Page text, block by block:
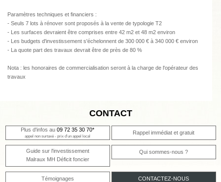
Paramètres techniques et financiers :
- Seuls 7 lots à rénover sont proposés à la vente de typologie T2
- Les surfaces devraient être comprises entre 42 m2 et 48 m2 environ
- Les budgets d'investissement s'échelonnent de 300 000 € à 340 000 € environ
- La quote part des travaux devrait être de près de 80 %
Nota : les honoraires de commercialisation seront à la charge de l'opérateur des
travaux
CONTACT
Plus d'infos au 09 72 35 30 70*
appel non surtaxé - prix d'un appel local
Rappel immédiat et gratuit
Guide sur l'investissement
Malraux MH Déficit foncier
Qui sommes-nous ?
Témoignages CONTACTEZ-NOUS